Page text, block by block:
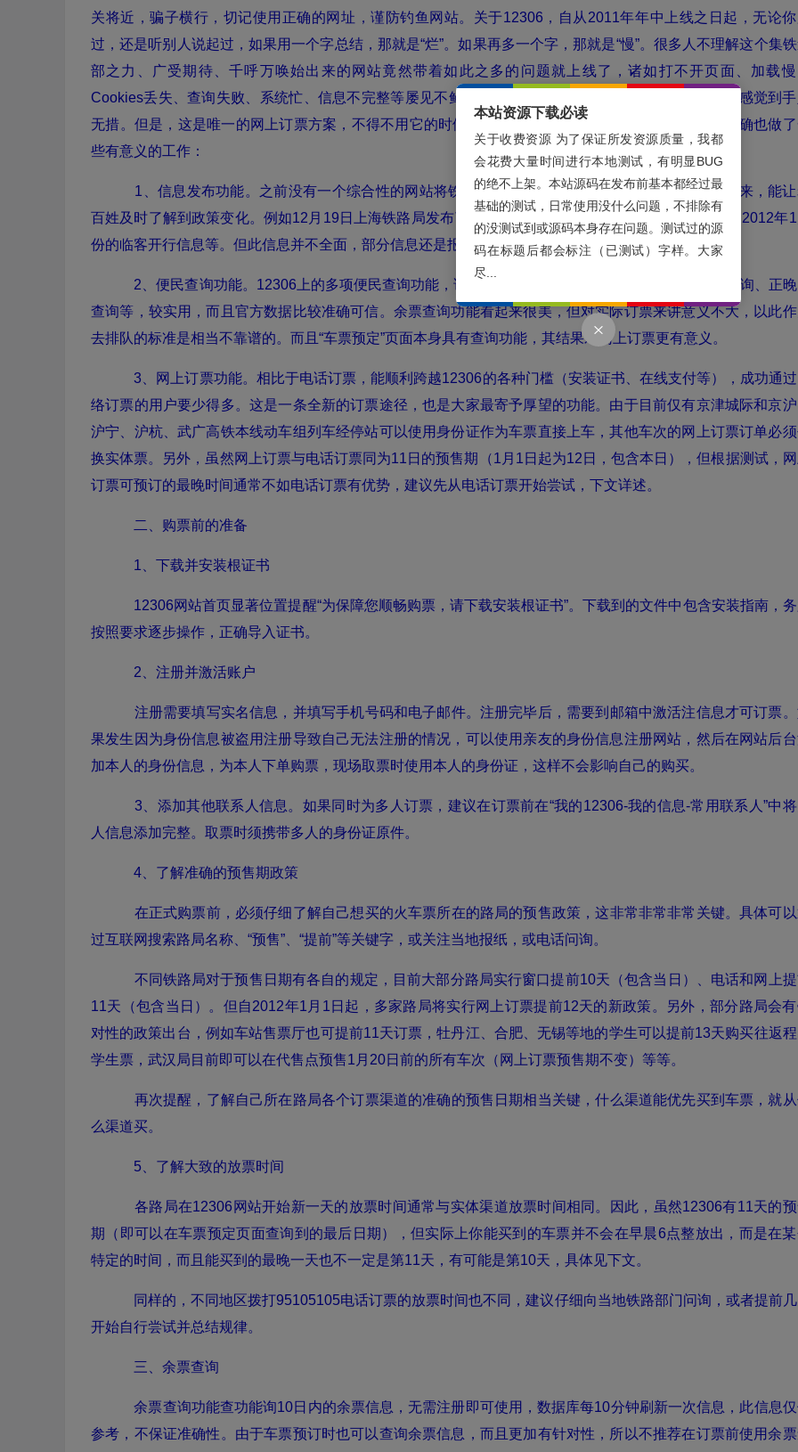
关将近，骗子横行，切记使用正确的网址，谨防钓鱼网站。关于12306，自从2011年年中上线之日起，无论你
过，还是听别人说起过，如果用一个字总结，那就是“烂”。如果再多一个字，那就是“慢”。很多人不理解这个集
部之力、广受期待、千呼万唤始出来的网站竟然带着如此之多的问题就上线了，诸如打不开页面、加载慢
Cookies丢失、查询失败、系统忙、信息不完整等屡见不鲜，而需要手动安装证书等方面更让普通用户感觉到手
无措。但是，这是唯一的网上订票方案，不得不用它的时候，就多忍耐些吧。而且，12306这个网站的确也做
些有意义的工作：
1、信息发布功能。之前没有一个综合性的网站将铁道部各个路局的最新政策、服务指南发布出来，能
百姓及时了解到政策变化。例如12月19日上海铁路局发布了电话订票服务指南，乌鲁木齐铁路局发布了2012年1
份的临客开行信息等。但此信息并不全面，部分信息还是报纸电视上更及时。
2、便民查询功能。12306上的多项便民查询功能，诸如火车票代售点查询、列车时刻表、票价查询、正
查询等，较实用，而且官方数据比较准确可信。余票查询功能看起来很美，但对实际订票来讲意义不大，以此
去排队的标准是相当不靠谱的。而且“车票预定”页面本身具有查询功能，其结果对网上订票更有意义。
3、网上订票功能。相比于电话订票，能顺利跨越12306的各种门槛（安装证书、在线支付等），成功通过
络订票的用户要少得多。这是一条全新的订票途径，也是大家最寄予厚望的功能。由于目前仅有京津城际和京沪
沪宁、沪杭、武广高铁本线动车组列车经停站可以使用身份证作为车票直接上车，其他车次的网上订票订单必
换实体票。另外，虽然网上订票与电话订票同为11日的预售期（1月1日起为12日，包含本日），但根据测试，网
订票可预订的最晚时间通常不如电话订票有优势，建议先从电话订票开始尝试，下文详述。
二、购票前的准备
1、下载并安装根证书
12306网站首页显著位置提醒“为保障您顺畅购票，请下载安装根证书”。下载到的文件中包含安装指南，
按照要求逐步操作，正确导入证书。
2、注册并激活账户
注册需要填写实名信息，并填写手机号码和电子邮件。注册完毕后，需要到邮箱中激活注信息才可订票
果发生因为身份信息被盗用注册导致自己无法注册的情况，可以使用亲友的身份信息注册网站，然后在网站后
加本人的身份信息，为本人下单购票，现场取票时使用本人的身份证，这样不会影响自己的购买。
3、添加其他联系人信息。如果同时为多人订票，建议在订票前在“我的12306-我的信息-常用联系人”中将
人信息添加完整。取票时须携带多人的身份证原件。
4、了解准确的预售期政策
在正式购票前，必须仔细了解自己想买的火车票所在的路局的预售政策，这非常非常非常关键。具体可以
过互联网搜索路局名称、“预售”、“提前”等关键字，或关注当地报纸，或电话问询。
不同铁路局对于预售日期有各自的规定，目前大部分路局实行窗口提前10天（包含当日）、电话和网上
11天（包含当日）。但自2012年1月1日起，多家路局将实行网上订票提前12天的新政策。另外，部分路局会
对性的政策出台，例如车站售票厅也可提前11天订票，牡丹江、合肥、无锡等地的学生可以提前13天购买往返
学生票，武汉局目前即可以在代售点预售1月20日前的所有车次（网上订票预售期不变）等等。
再次提醒，了解自己所在路局各个订票渠道的准确的预售日期相当关键，什么渠道能优先买到车票，就
么渠道买。
5、了解大致的放票时间
各路局在12306网站开始新一天的放票时间通常与实体渠道放票时间相同。因此，虽然12306有11天的预
期（即可以在车票预定页面查询到的最后日期），但实际上你能买到的车票并不会在早晨6点整放出，而是在
特定的时间，而且能买到的最晚一天也不一定是第11天，有可能是第10天，具体见下文。
同样的，不同地区拨打95105105电话订票的放票时间也不同，建议仔细向当地铁路部门问询，或者提前
开始自行尝试并总结规律。
三、余票查询
余票查询功能查功能询10日内的余票信息，无需注册即可使用，数据库每10分钟刷新一次信息，此信息
参考，不保证准确性。由于车票预订时也可以查询余票信息，而且更加有针对性，所以不推荐在订票前使用余
本站资源下载必读
关于收费资源 为了保证所发资源质量，我都
会花费大量时间进行本地测试，有明显BUG
的绝不上架。本站源码在发布前基本都经过最
基础的测试，日常使用没什么问题，不排除有
的没测试到或源码本身存在问题。测试过的源
码在标题后都会标注（已测试）字样。大家
尽...